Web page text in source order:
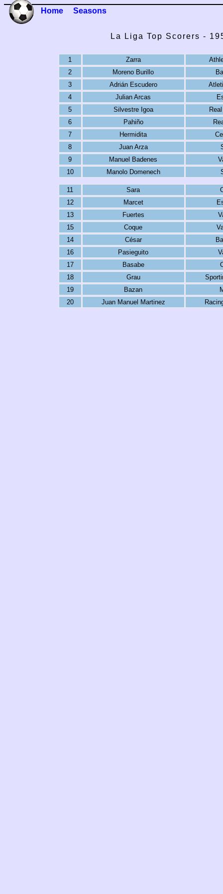
Home Seasons
La Liga Top Scorers -
1 Zarra
2
Moreno Burillo
3
Adrián Escudero
4
Julian Arcas
5
Silvestre Igoa
6
Pahiño
7
Hermidita
8
Juan Arza
9
Manuel Badenes
10
Manolo Domenech
11 Sara
12
Marcet
13
Fuertes
15
Coque
14
César
16
Pasieguito
17
Basabe
18
Grau
19
Bazan
20
Juan Manuel Martinez